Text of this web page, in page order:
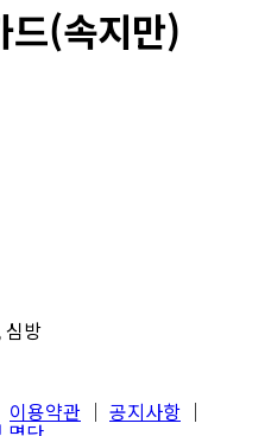
드(속지만)
심방
이용약관 │ 공지사항 │